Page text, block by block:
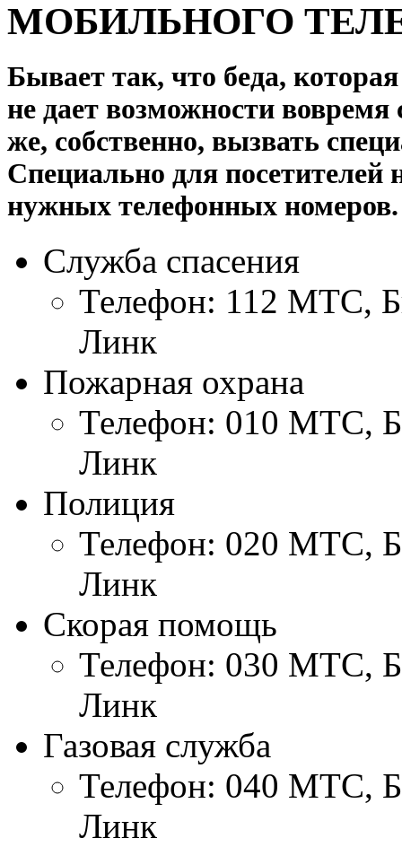
МОБИЛЬНОГО
Бывает так, что беда,
не дает возможности
же, собственно, вызвать
Специально для посетителей
нужных телефонных
Служба спасения
Телефон: 112 МТС,
Линк
Пожарная охрана
Телефон: 010 МТС,
Линк
Полиция
Телефон: 020 МТС,
Линк
Скорая помощь
Телефон: 030 МТС,
Линк
Газовая служба
Телефон: 040 МТС,
Линк